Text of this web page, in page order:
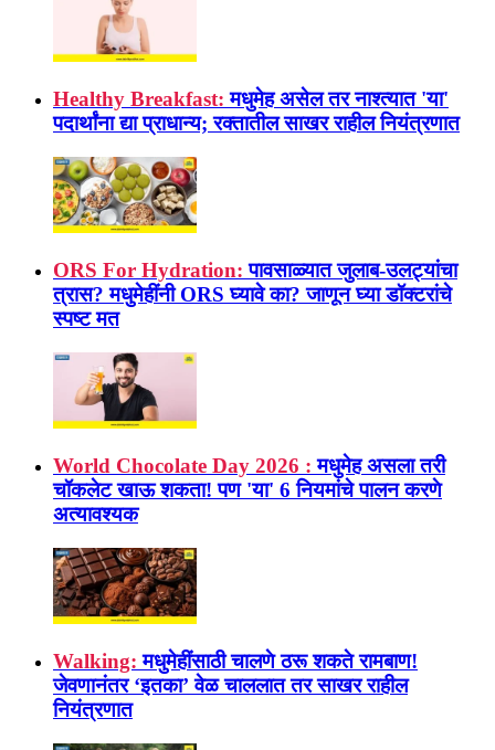
Healthy Breakfast: मधुमेह असेल तर नाश्त्यात 'या'
पदार्थांना द्या प्राधान्य; रक्तातील साखर राहील नियंत्रणात
ORS For Hydration: पावसाळ्यात जुलाब-उलट्यांचा
त्रास? मधुमेहींनी ORS घ्यावे का? जाणून घ्या डॉक्टरांचे
स्पष्ट मत
World Chocolate Day 2026 : मधुमेह असला तरी
चॉकलेट खाऊ शकता! पण 'या' 6 नियमांचे पालन करणे
अत्यावश्यक
Walking: मधुमेहींसाठी चालणे ठरू शकते रामबाण!
जेवणानंतर ‘इतका’ वेळ चाललात तर साखर राहील
नियंत्रणात